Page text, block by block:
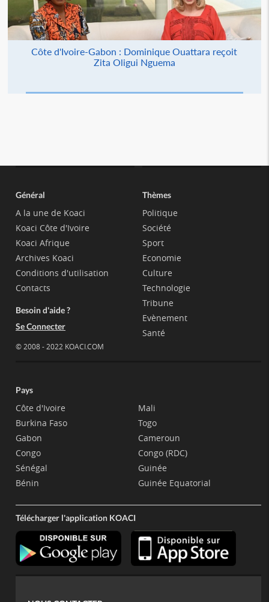
Côte d'Ivoire-Gabon : Dominique Ouattara reçoit
Zita Oligui Nguema
Général
A la une de Koaci
Koaci Côte d'Ivoire
Koaci Afrique
Archives Koaci
Conditions d'utilisation
Contacts
Besoin d'aide ?
Se Connecter
© 2008 - 2022 KOACI.COM
Thèmes
Politique
Société
Sport
Economie
Culture
Technologie
Tribune
Evènement
Santé
Pays
Côte d'Ivoire
Burkina Faso
Gabon
Congo
Sénégal
Bénin
Mali
Togo
Cameroun
Congo (RDC)
Guinée
Guinée Equatorial
Télécharger l'application KOACI